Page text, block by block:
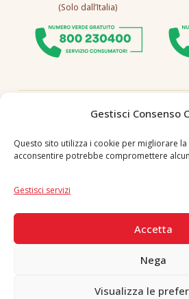
Gestisci Consenso
Questo sito utilizza i cookie per migliorare la
acconsentire potrebbe compromettere
Gestisci servizi
Accetta
Nega
Visualizza le
(Solo dall’Italia)
Seguici
Copyright © 2026 F. Divella S.p.A. - P.IVA